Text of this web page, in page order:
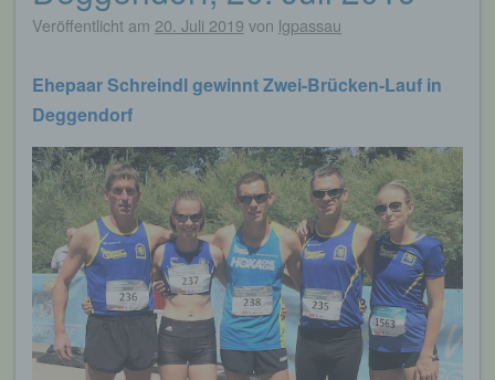
Veröffentlicht am 20. Juli 2019 von lgpassau
Ehepaar Schreindl gewinnt Zwei-Brücken-Lauf in
Deggendorf